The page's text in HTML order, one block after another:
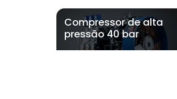
Compressor de alta
pressão 40 bar